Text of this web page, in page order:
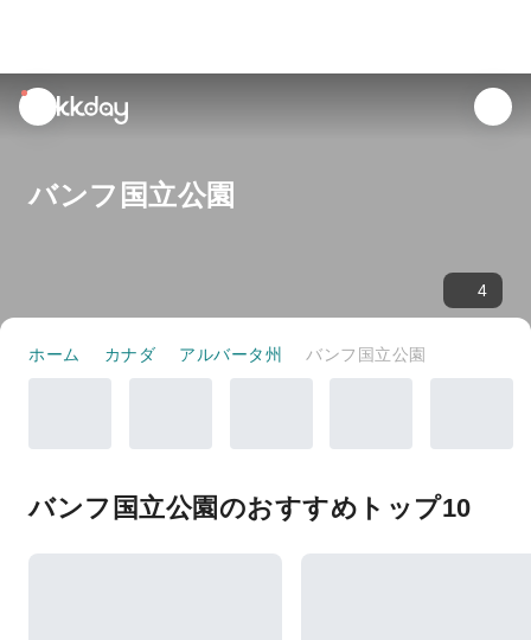
unread
notifications
バンフ国立公園
4
ホーム カナダ アルバータ州 バンフ国立公園
バンフ国立公園のおすすめトップ10